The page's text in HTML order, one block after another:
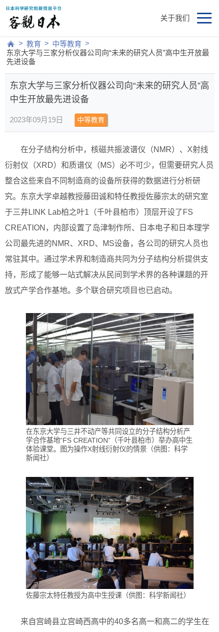
关于我们
> 教育 > 中等教育 >
东京大学与三家分析仪器公司向“未来的研究人员”高中生开放最
先进设备
东京大学与三家分析仪器公司向“未来的研究人员”高
中生开放最先进设备
2023年09月19日 中等教育
在分子结构分析中，核磁共振波谱仪（NMR）、X射线
衍射仪（XRD）和质谱仪（MS）必不可少，但需要研究人员
整合这些来自不同制造商的设备所获得的数据进行分析研
究。东京大学卓越教授藤田诚和特任教授佐藤宗太的研究室
于三井LINK Lab柏之叶1（千叶县柏市）顶层开设了FS
CREATION，内部设置了岛津制作所、日本电子和日本理学
公司最先进的NMR、XRD、MS设备，各公司的研究人员也
常驻其中。通过学术界和制造商共同为分子结构分析提供支
持，形成了能够一站式解决从民间到学术界的各种课题的开
放式产学合作基地。多个联合研究项目也已启动。
在东京大学与三井不动产等共同设立的分子结构分析产
学合作基地“FS CREATION”（千叶县柏市）举办高中生
体验课堂。图为操作X射线衍射仪的情景（供图：科学
新闻社）
佐藤宗太特任教授为高中生授课（供图：科学新闻社）
来自宫崎县立宫崎西高中的40多名高一和高二的学生在